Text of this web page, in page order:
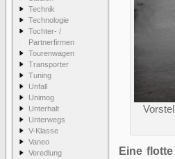
Technik
Technologie
Tochter- /
Partnerfirmen
Tourenwagen
Transporter
Tuning
Unfall
Unimog
Unterhalt
Unterwegs
V-Klasse
Vaneo
Veredlung
Eine